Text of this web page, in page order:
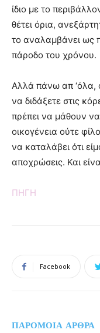
ίδιο με το
θέτει όρια,
το αναλαμβάνει ως
πάροδο του χρόνου.
Αλλά πάνω απ ‘όλα,
να διδάξετε στις
πρέπει να μάθουν
οικογένεια ούτε
να καταλάβει ότι
αποχρώσεις. Και
ΠΗΓΗ
Facebook
ΠΑΡΟΜΟΙΑ ΑΡΘΡΑ